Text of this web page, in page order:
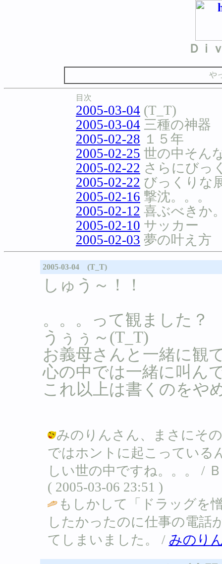
Ｄｉ
や
目次
2005-03-04 (T_T)
2005-03-04 三種の神器
2005-02-28 １５年
2005-02-25 世の中そん
2005-02-22 さらにびっ
2005-02-22 びっくりな
2005-02-16 撃沈。。。
2005-02-12 喜ぶべきか
2005-02-10 サッカー
2005-02-03 夢の叶え方
2005-03-04 (T_T)
しゅう～！！
。。。って観ました？
うぅぅ～(T_T)
お義母さんと一緒に観
心の中では一緒に叫ん
これ以上は書くのをや
みのりんさん、まさにそ
ではホントに起こっている
しい世の中ですね。。。 /
( 2005-03-06 23:51 )
もしかして「ドラッグを
したかったのに仕事の電話
てしまいました。 / みのり